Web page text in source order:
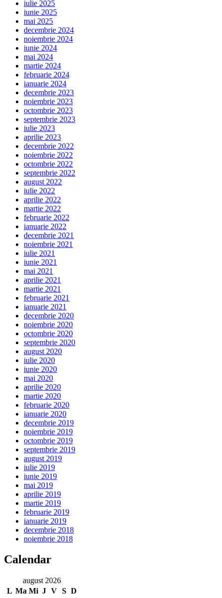
iulie 2025
iunie 2025
mai 2025
decembrie 2024
noiembrie 2024
iunie 2024
mai 2024
martie 2024
februarie 2024
ianuarie 2024
decembrie 2023
noiembrie 2023
octombrie 2023
septembrie 2023
iulie 2023
aprilie 2023
decembrie 2022
noiembrie 2022
octombrie 2022
septembrie 2022
august 2022
iulie 2022
aprilie 2022
martie 2022
februarie 2022
ianuarie 2022
decembrie 2021
noiembrie 2021
iulie 2021
iunie 2021
mai 2021
aprilie 2021
martie 2021
februarie 2021
ianuarie 2021
decembrie 2020
noiembrie 2020
octombrie 2020
septembrie 2020
august 2020
iulie 2020
iunie 2020
mai 2020
aprilie 2020
martie 2020
februarie 2020
ianuarie 2020
decembrie 2019
noiembrie 2019
octombrie 2019
septembrie 2019
august 2019
iulie 2019
iunie 2019
mai 2019
aprilie 2019
martie 2019
februarie 2019
ianuarie 2019
decembrie 2018
noiembrie 2018
Calendar
august 2026
L Ma Mi J V S D